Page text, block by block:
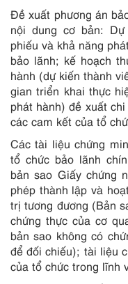
Đề xuất phương án
nội dung cơ bản:
phiếu và khả năng
bảo lãnh; kế hoạch
hành (dự kiến thành
gian triển khai thực
phát hành) đề xuất
các cam kết của tổ
Các tài liệu chứng
tổ chức bảo lãnh
bản sao Giấy chứng
phép thành lập và
trị tương đương (Bản
chứng thực của cơ
bản sao không có
để đối chiếu); tài liệu
của tổ chức trong lĩnh